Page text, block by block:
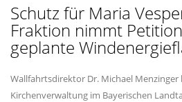
Schutz für Maria
Fraktion nimmt
geplante
Wallfahrtsdirektor Dr. Michael
Kirchenverwaltung im Bayerischen